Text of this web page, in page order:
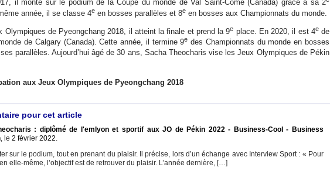
il monte sur le podium de la Coupe du monde de Val Saint-Côme (Canada) grâce à sa 2
année, il se classe 4e en bosses parallèles et 8e en bosses aux Championnats du monde.
Olympiques de Pyeongchang 2018, il atteint la finale et prend la 9e place. En 2020, il est 4ede
de Calgary (Canada). Cette année, il termine 9e des Championnats du monde en bosses
parallèles. Aujourd’hui âgé de 30 ans, Sacha Theocharis vise les Jeux Olympiques de Pékin
aux Jeux Olympiques de Pyeongchang 2018
pour cet article
: diplômé de l'emlyon et sportif aux JO de Pékin 2022 - Business-Cool - Business
, le 2 février 2022
sur le podium, tout en prenant du plaisir. Il précise, lors d’un échange avec Interview Sport : « Pour
elle-même, l’objectif est de retrouver du plaisir. L’année dernière, […]